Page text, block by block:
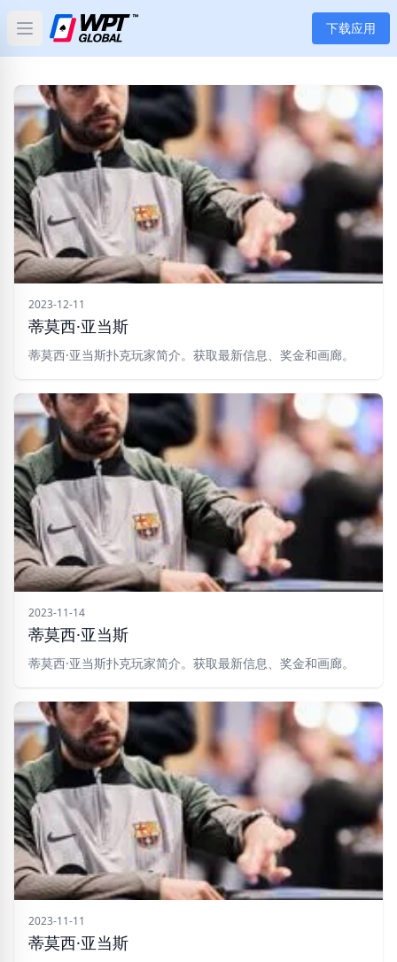
Open main menu 下载应用
新闻
文章
扑克
应用
分类
标签
2023-12-11
蒂莫西·亚当斯
蒂莫西·亚当斯扑克玩家简介。获取最新信息、奖金和画廊。
2023-11-14
蒂莫西·亚当斯
蒂莫西·亚当斯扑克玩家简介。获取最新信息、奖金和画廊。
2023-11-11
蒂莫西·亚当斯